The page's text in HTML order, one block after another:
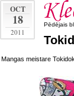
OCT
18
2011
Pēdējais
Mangas meistare